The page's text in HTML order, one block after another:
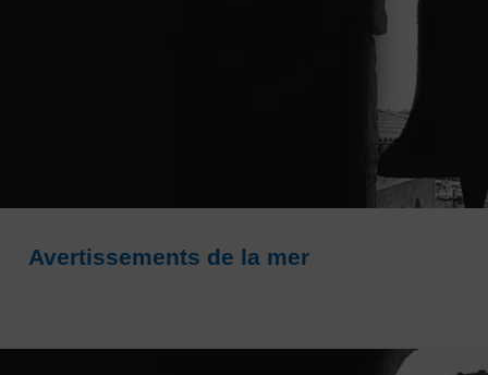
Avertissements de la mer